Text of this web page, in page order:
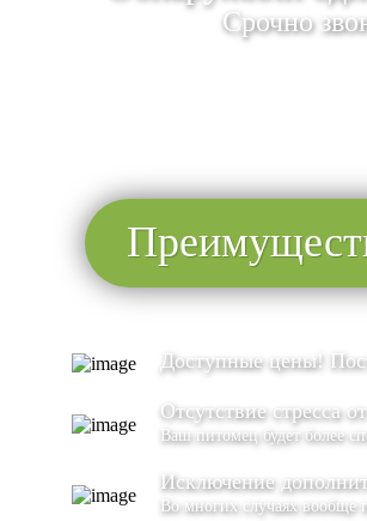
Срочно
Доступные цены!
Отсутствие стресса
Ваш питомец будет более
Исключение
Во многих случаях вообще